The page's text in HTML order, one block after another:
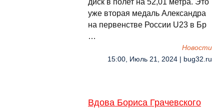
диск в полет на 52,01 метра. Это
уже вторая медаль Александра
на первенстве России U23 в Бр
…
Новости
15:00, Июль 21, 2024 | bug32.ru
Вдова Бориса Грачевского